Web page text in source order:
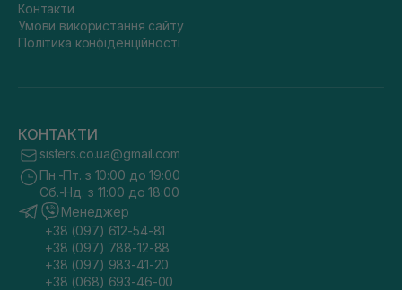
Контакти
Умови використання сайту
Політика конфіденційності
КОНТАКТИ
sisters.co.ua@gmail.com
Пн.-Пт. з 10:00 до 19:00
Сб.-Нд. з 11:00 до 18:00
Менеджер
+38 (097) 612-54-81
+38 (097) 788-12-88
+38 (097) 983-41-20
+38 (068) 693-46-00